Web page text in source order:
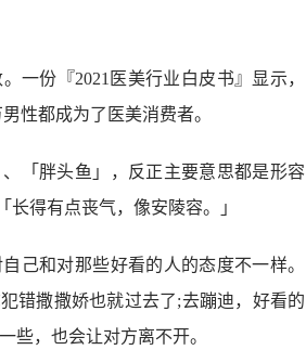
一份『2021医美行业白皮书』显示，
性都成为了医美消费者。
「胖头鱼」，反正主要意思都是形容
得有点丧气，像安陵容。」
己和对那些好看的人的态度不一样。
错撒撒娇也就过去了;去蹦迪，好看的
些，也会让对方离不开。